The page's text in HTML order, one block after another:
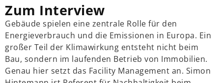
Zum Interview
Gebäude spielen eine zentrale Rolle für den
Energieverbrauch und die Emissionen in Europa. Ein
großer Teil der Klimawirkung entsteht nicht beim
Bau, sondern im laufenden Betrieb von Immobilien.
Genau hier setzt das Facility Management an. Simon